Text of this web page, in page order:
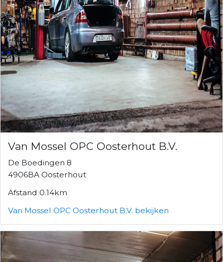
Van Mossel OPC Oosterhout B.V.
De Boedingen 8
4906BA Oosterhout
Afstand 0.14km
Van Mossel OPC Oosterhout B.V. bekijken